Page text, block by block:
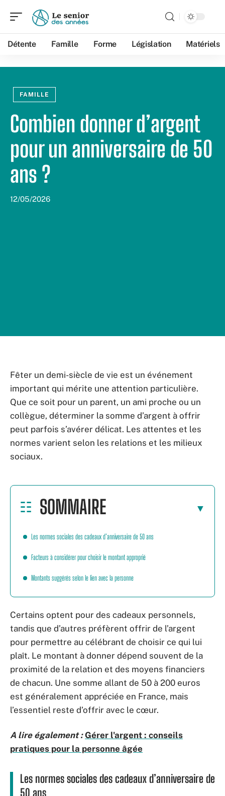
Détente Famille Forme Législation Matériels
FAMILLE
Combien donner d’argent
pour un anniversaire de 50
ans ?
12/05/2026
Fêter un demi-siècle de vie est un événement
important qui mérite une attention particulière.
Que ce soit pour un parent, un ami proche ou un
collègue, déterminer la somme d’argent à offrir
peut parfois s’avérer délicat. Les attentes et les
normes varient selon les relations et les milieux
sociaux.
SOMMAIRE
Les normes sociales des cadeaux d’anniversaire de 50 ans
Facteurs à considérer pour choisir le montant approprié
Montants suggérés selon le lien avec la personne
Certains optent pour des cadeaux personnels,
tandis que d’autres préfèrent offrir de l’argent
pour permettre au célébrant de choisir ce qui lui
plaît. Le montant à donner dépend souvent de la
proximité de la relation et des moyens financiers
de chacun. Une somme allant de 50 à 200 euros
est généralement appréciée en France, mais
l’essentiel reste d’offrir avec le cœur.
A lire également : Gérer l'argent : conseils
pratiques pour la personne âgée
Les normes sociales des cadeaux d’anniversaire de
50 ans